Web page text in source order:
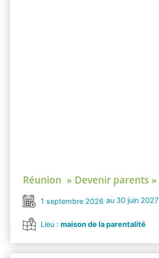
Réunion » Devenir parents »
1 septembre 2026 au 30 juin 2027
Lieu : maison de la parentalité